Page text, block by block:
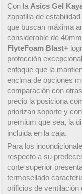
Con la Asics Gel
zapatilla de
que buscan máxima
considerable de
FlyteFoam Blast+
protección
enfoque que la
encima de opciones
comparación con
precio la posiciona
priorizan soporte y
premium que sea, la
incluida en la caja.
Para los
respecto a su
corte superior
termosellado
orificios de ventilación